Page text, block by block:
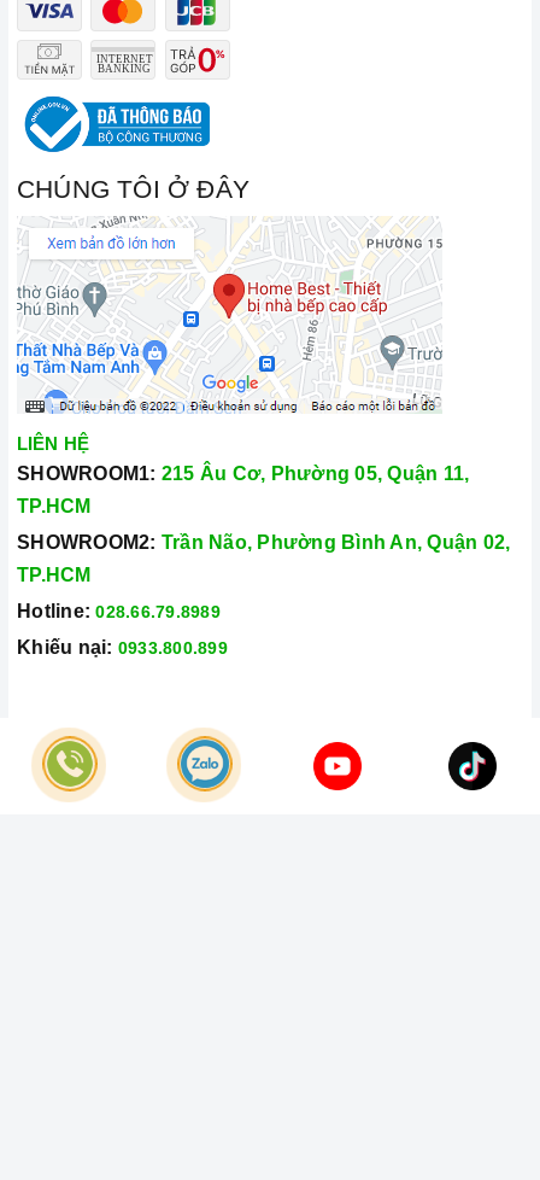
CHÚNG TÔI Ở ĐÂY
LIÊN HỆ
SHOWROOM1: 215 Âu Cơ, Phường 05, Quận 11,
TP.HCM
SHOWROOM2: Trần Não, Phường Bình An, Quận 02,
TP.HCM
Hotline: 028.66.79.8989
Khiếu nại: 0933.800.899
© Bản quyền thuộc vềCông Ty TNHH Home Best Việt Nam
Cung cấp bởi
Sapo